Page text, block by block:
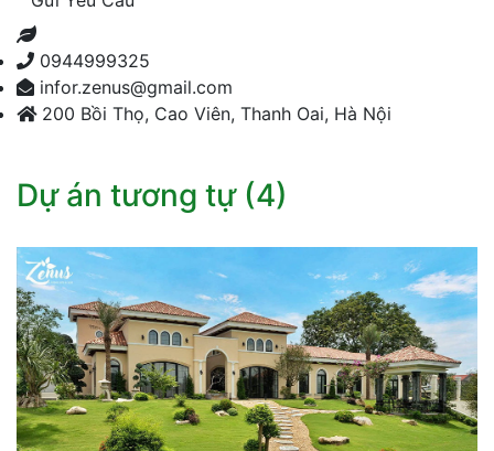
0944999325
infor.zenus@gmail.com
200 Bồi Thọ, Cao Viên, Thanh Oai, Hà Nội
Dự án tương tự (4)